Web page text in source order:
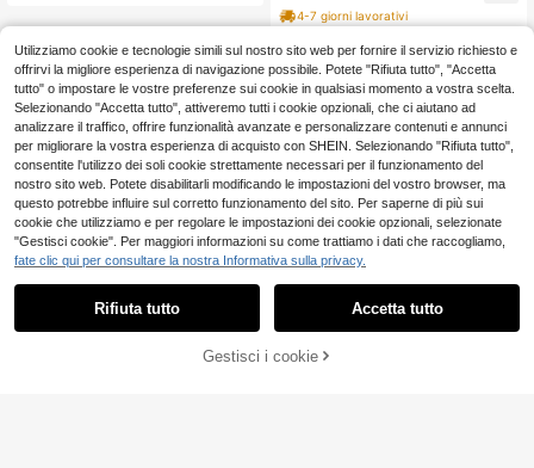
canze, uscite serali estive, look chi
4-7 giorni lavorativi
AGGIUNGI AL CARRELLO
Utilizziamo cookie e tecnologie simili sul nostro sito web per fornire il servizio richiesto e
offrirvi la migliore esperienza di navigazione possibile. Potete "Rifiuta tutto", "Accetta
tutto" o impostare le vostre preferenze sui cookie in qualsiasi momento a vostra scelta.
Selezionando "Accetta tutto", attiveremo tutti i cookie opzionali, che ci aiutano ad
analizzare il traffico, offrire funzionalità avanzate e personalizzare contenuti e annunci
per migliorare la vostra esperienza di acquisto con SHEIN. Selezionando "Rifiuta tutto",
consentite l'utilizzo dei soli cookie strettamente necessari per il funzionamento del
nostro sito web. Potete disabilitarli modificando le impostazioni del vostro browser, ma
questo potrebbe influire sul corretto funzionamento del sito. Per saperne di più sui
cookie che utilizziamo e per regolare le impostazioni dei cookie opzionali, selezionate
"Gestisci cookie". Per maggiori informazioni su come trattiamo i dati che raccogliamo,
fate clic qui per consultare la nostra Informativa sulla privacy.
Rifiuta tutto Accetta tutto
Gestisci i cookie